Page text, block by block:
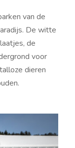
van de
De witte
de
voor
dieren